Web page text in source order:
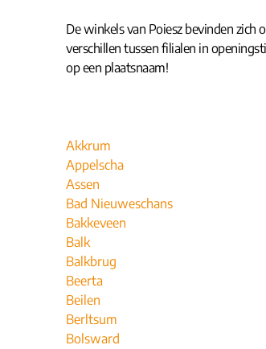
De winkels van Poiesz bevinden zich
verschillen tussen filialen in
op een plaatsnaam!
Akkrum
Appelscha
Assen
Bad Nieuweschans
Bakkeveen
Balk
Balkbrug
Beerta
Beilen
Berltsum
Bolsward